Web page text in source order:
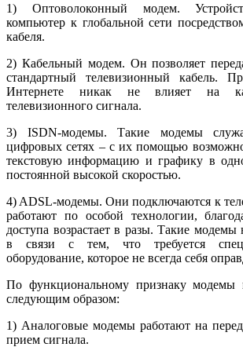
1) Оптоволоконный модем.
компьютер к глобальной сети
кабеля.
2) Кабельный модем. Он позволяет
стандартный телевизионный кабель.
Интернете никак не влияет на
телевизионного сигнала.
3) ISDN-модемы. Такие модемы
цифровых сетях – с их помощью возможно
текстовую информацию и графику в
постоянной высокой скоростью.
4) ADSL-модемы. Они подключаются к
работают по особой технологии,
доступа возрастает в разы. Такие модемы
в связи с тем, что требуется
оборудование, которое не всегда себя
По функциональному признаку модемы
следующим образом:
1) Аналоговые модемы работают на
прием сигнала.